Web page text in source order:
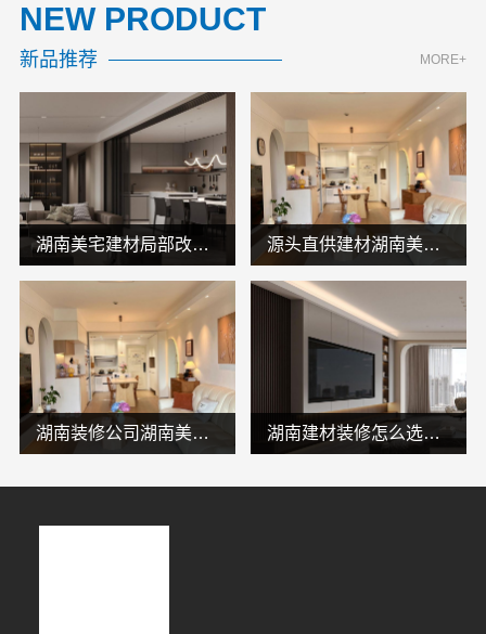
NEW PRODUCT
新品推荐 MORE+
湖南美宅建材局部改造，闭口合同零增项 源头直供建材湖南美学筑家建材有限公司哪家专业靠谱
湖南装修公司湖南美学筑家建材有限公司老房翻新 湖南建材装修怎么选？湖南美学筑家建材有限公司源头直供